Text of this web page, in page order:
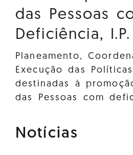
das Pessoas
Deficiência, I.P.
Planeamento,
Execução das
destinadas à
das Pessoas com
Notícias